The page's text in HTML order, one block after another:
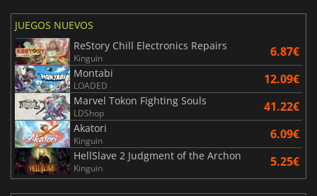
JUEGOS NUEVOS
ReStory Chill Electronics Repairs
Kinguin 6.87€
Montabi
LOADED 12.09€
Marvel Tokon Fighting Souls
LDShop 41.22€
Akatori
Kinguin 6.09€
HellSlave 2 Judgment of the Archon
Kinguin 5.25€